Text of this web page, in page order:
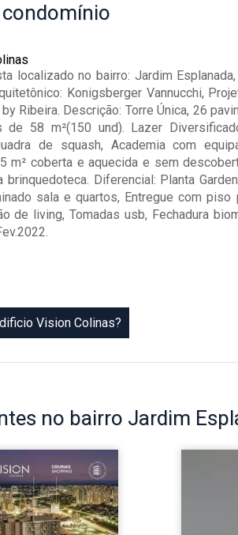
localizado no bairro: Jardim
Konigsberger Vannucchi,
Ribeira. Descrição: Torre Única, 26
de 58 m²(150 und). Lazer
de squash, Academia com
m² coberta e aquecida e sem
Diferencial: Planta
sala e quartos, Entregue com piso
de living, Tomadas usb, Fechadura
Vision Colinas?
no bairro Jardim